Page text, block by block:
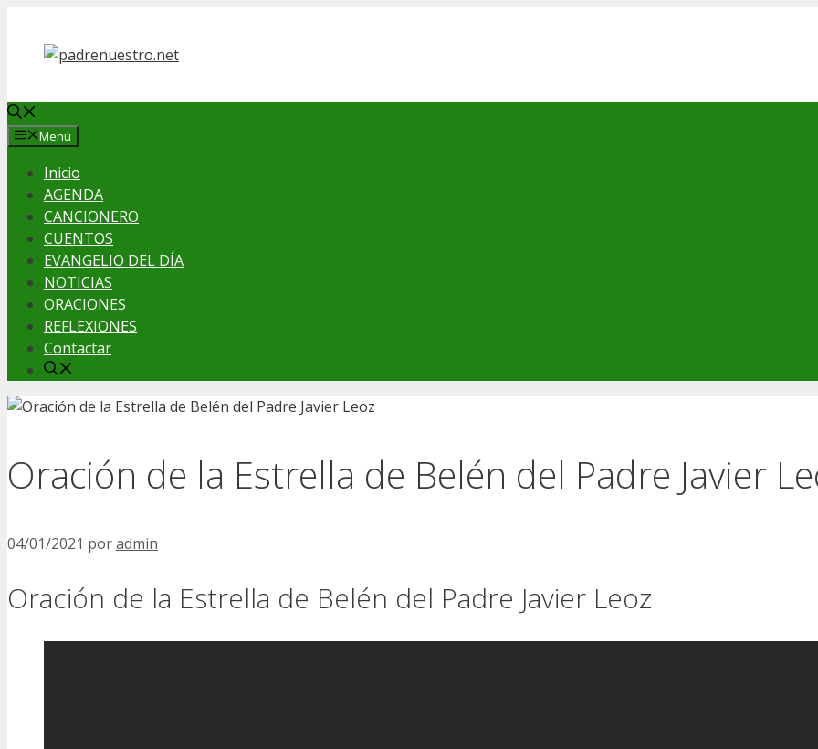
contenido
Menú
Inicio
AGENDA
CANCIONERO
CUENTOS
EVANGELIO DEL DÍA
NOTICIAS
ORACIONES
REFLEXIONES
Contactar
Oración de la Estrella de Belén del Padre Javier
04/01/2021 poradmin
Oración de la Estrella de Belén del Padre Javier Leoz